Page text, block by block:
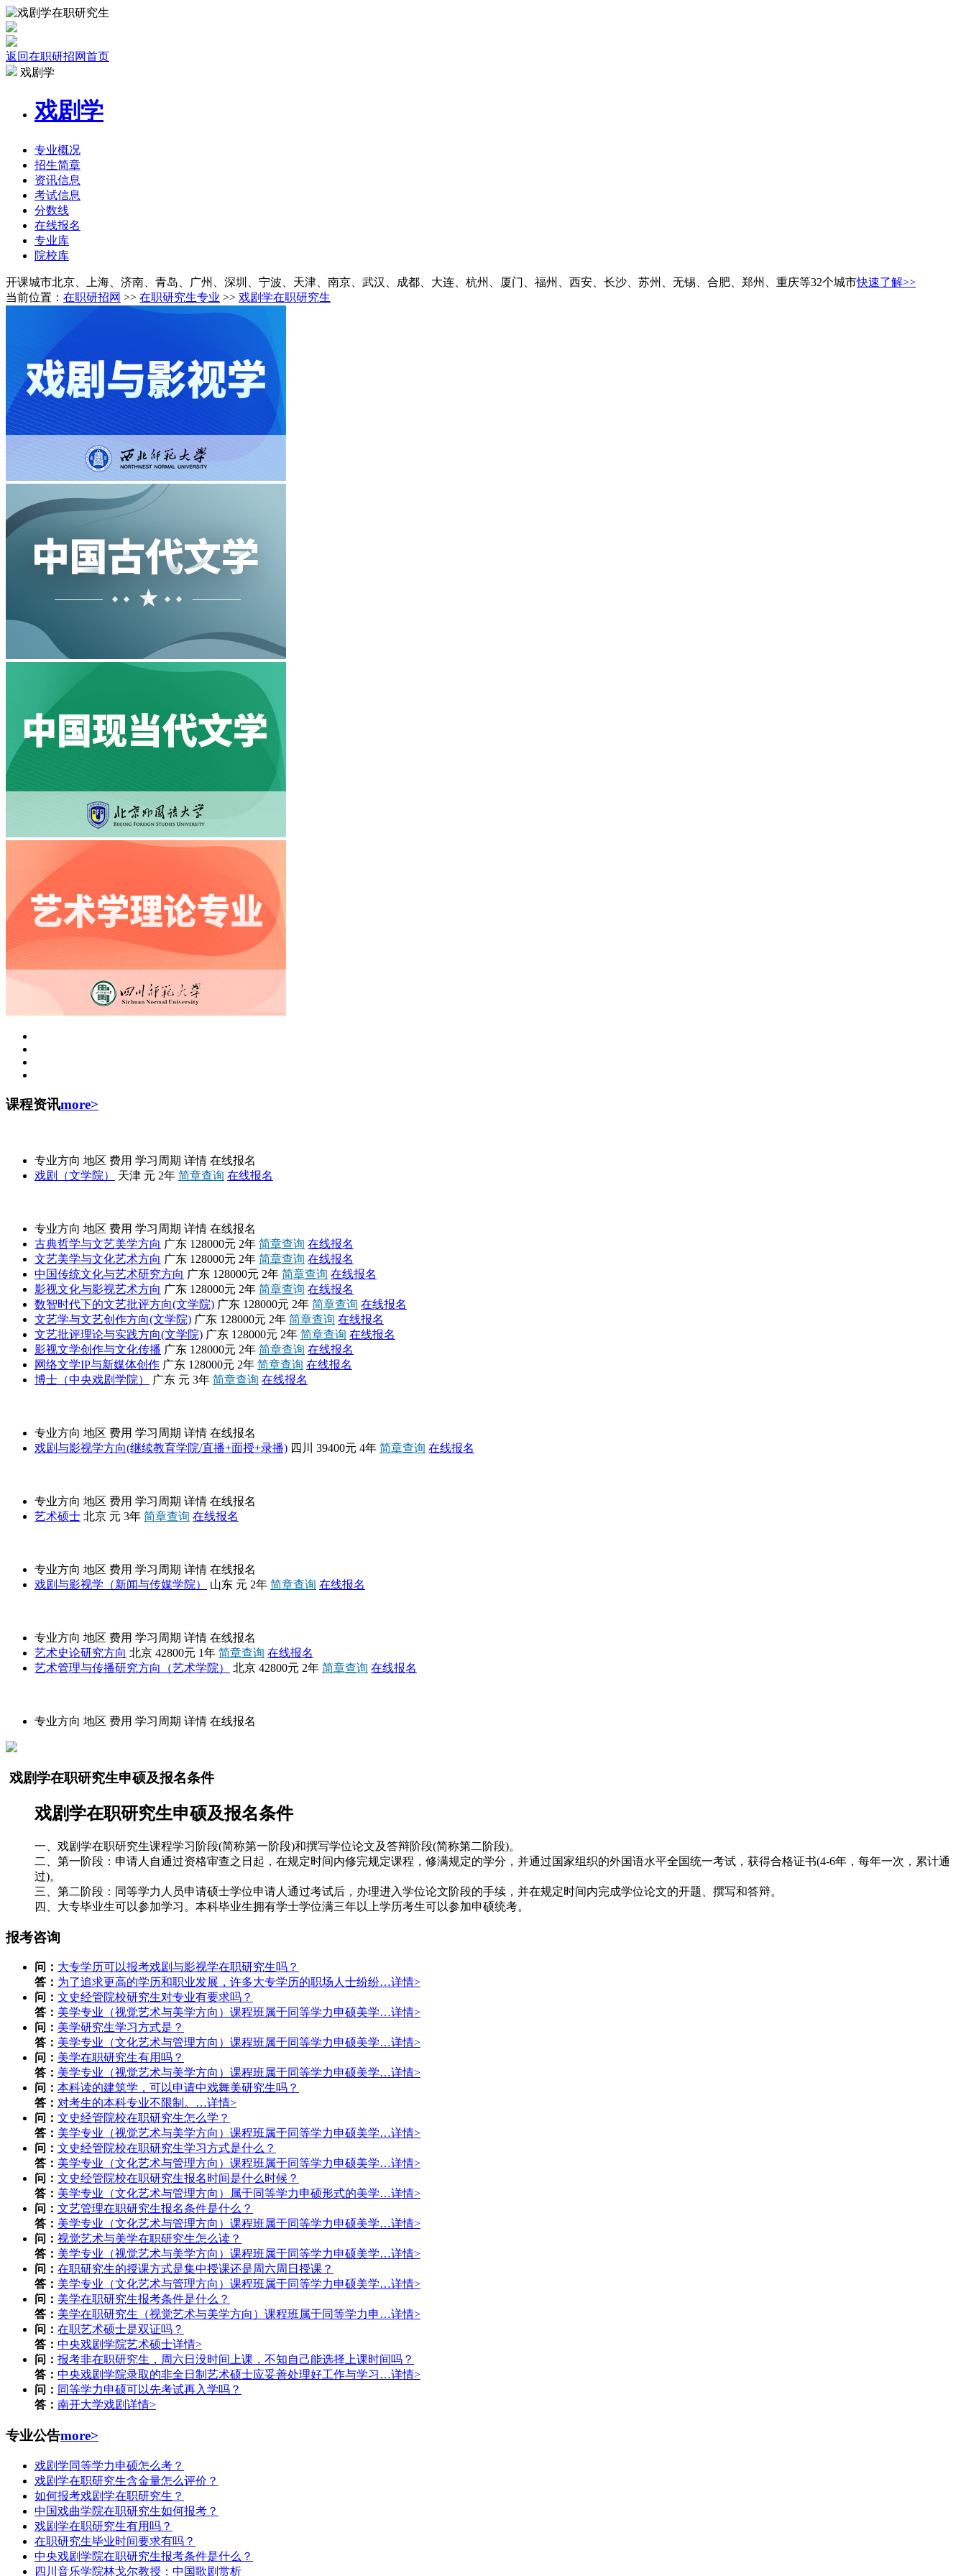
返回在职研招网首页
戏剧学
戏剧学
专业概况
招生简章
资讯信息
考试信息
分数线
在线报名
专业库
院校库
开课城市北京、上海、济南、青岛、广州、深圳、宁波、天津、南京、武汉、成都、大连、杭州、厦门、福州、西安、长沙、苏州、无锡、合肥、郑州、重庆等32个城市快速了解>>
当前位置： 在职研招网 >> 在职研究生专业 >> 戏剧学在职研究生
课程资讯more>
专业方向 地区 费用 学习周期 详情 在线报名
戏剧（文学院）
天津 元 2年 简章查询 在线报名
专业方向 地区 费用 学习周期 详情 在线报名
古典哲学与文艺美学方向 广东 128000元 2年 简章查询 在线报名
文艺美学与文化艺术方向 广东 128000元 2年 简章查询 在线报名
中国传统文化与艺术研究方向 广东 128000元 2年 简章查询 在线报名
影视文化与影视艺术方向 广东 128000元 2年 简章查询 在线报名
数智时代下的文艺批评方向(文学院) 广东 128000元 2年 简章查询 在线报名
文艺学与文艺创作方向(文学院) 广东 128000元 2年 简章查询 在线报名
文艺批评理论与实践方向(文学院) 广东 128000元 2年 简章查询 在线报名
影视文学创作与文化传播 广东 128000元 2年 简章查询 在线报名
网络文学IP与新媒体创作 广东 128000元 2年 简章查询 在线报名
博士（中央戏剧学院）
广东 元 3年 简章查询 在线报名
专业方向 地区 费用 学习周期 详情 在线报名
戏剧与影视学方向(继续教育学院/直播+面授+录播) 四川 39400元 4年 简章查询 在线报名
专业方向 地区 费用 学习周期 详情 在线报名
艺术硕士 北京 元 3年 简章查询 在线报名
专业方向 地区 费用 学习周期 详情 在线报名
戏剧与影视学（新闻与传媒学院）
山东 元 2年 简章查询 在线报名
专业方向 地区 费用 学习周期 详情 在线报名
艺术史论研究方向 北京 42800元 1年 简章查询 在线报名
艺术管理与传播研究方向（艺术学院）
北京 42800元 2年 简章查询 在线报名
专业方向 地区 费用 学习周期 详情 在线报名
戏剧学在职研究生申硕及报名条件
戏剧学在职研究生申硕及报名条件
一、戏剧学在职研究生课程学习阶段(简称第一阶段)和撰写学位论文及答辩阶段(简称第二阶段)。
二、第一阶段：申请人自通过资格审查之日起，在规定时间内修完规定课程，修满规定的学分，并通过国家组织的外国语水平全国统一考试，获得合格证书(4-6年，每年一次，累计通
过)。
三、第二阶段：同等学力人员申请硕士学位申请人通过考试后，办理进入学位论文阶段的手续，并在规定时间内完成学位论文的开题、撰写和答辩。
四、大专毕业生可以参加学习。本科毕业生拥有学士学位满三年以上学历考生可以参加申硕统考。
报考咨询
问： 大专学历可以报考戏剧与影视学在职研究生吗？
答： 为了追求更高的学历和职业发展，许多大专学历的职场人士纷纷…详情>
问： 文史经管院校研究生对专业有要求吗？
答： 美学专业（视觉艺术与美学方向）课程班属于同等学力申硕美学…详情>
问： 美学研究生学习方式是？
答： 美学专业（文化艺术与管理方向）课程班属于同等学力申硕美学…详情>
问： 美学在职研究生有用吗？
答： 美学专业（视觉艺术与美学方向）课程班属于同等学力申硕美学…详情>
问： 本科读的建筑学，可以申请中戏舞美研究生吗？
答： 对考生的本科专业不限制。…详情>
问： 文史经管院校在职研究生怎么学？
答： 美学专业（视觉艺术与美学方向）课程班属于同等学力申硕美学…详情>
问： 文史经管院校在职研究生学习方式是什么？
答： 美学专业（文化艺术与管理方向）课程班属于同等学力申硕美学…详情>
问： 文史经管院校在职研究生报名时间是什么时候？
答： 美学专业（文化艺术与管理方向）属于同等学力申硕形式的美学…详情>
问： 文艺管理在职研究生报名条件是什么？
答： 美学专业（文化艺术与管理方向）课程班属于同等学力申硕美学…详情>
问： 视觉艺术与美学在职研究生怎么读？
答： 美学专业（视觉艺术与美学方向）课程班属于同等学力申硕美学…详情>
问： 在职研究生的授课方式是集中授课还是周六周日授课？
答： 美学专业（文化艺术与管理方向）课程班属于同等学力申硕美学…详情>
问： 美学在职研究生报考条件是什么？
答： 美学在职研究生（视觉艺术与美学方向）课程班属于同等学力申…详情>
问： 在职艺术硕士是双证吗？
答： 中央戏剧学院艺术硕士详情>
问： 报考非在职研究生，周六日没时间上课，不知自己能选择上课时间吗？
答： 中央戏剧学院录取的非全日制艺术硕士应妥善处理好工作与学习…详情>
问： 同等学力申硕可以先考试再入学吗？
答： 南开大学戏剧详情>
专业公告more>
戏剧学同等学力申硕怎么考？
戏剧学在职研究生含金量怎么评价？
如何报考戏剧学在职研究生？
中国戏曲学院在职研究生如何报考？
戏剧学在职研究生有用吗？
在职研究生毕业时间要求有吗？
中央戏剧学院在职研究生报考条件是什么？
四川音乐学院林戈尔教授：中国歌剧赏析